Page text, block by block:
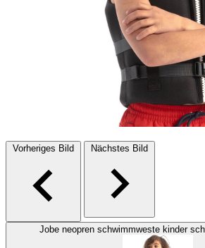
Vorheriges Bild Nächstes Bild